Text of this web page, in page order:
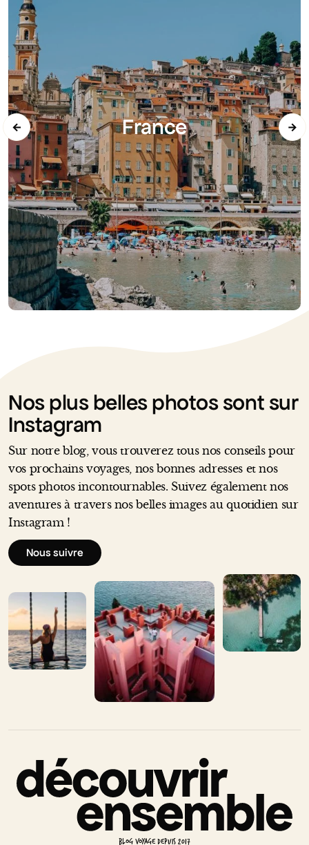
← →
France
Nos plus belles photos sont sur
Instagram
Sur notre blog, vous trouverez tous nos conseils pour
vos prochains voyages, nos bonnes adresses et nos
spots photos incontournables. Suivez également nos
aventures à travers nos belles images au quotidien sur
Instagram !
Nous suivre
BLOG VOYAGE DEPUIS 2017